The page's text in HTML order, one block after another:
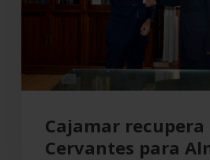
Cajamar recupera
Cervantes para